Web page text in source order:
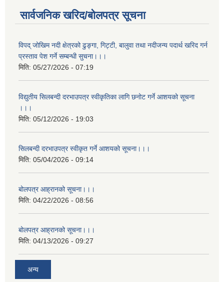
सार्वजनिक खरिद/बोलपत्र सूचना
विपद् जोखिम नदी क्षेत्रको ढुङ्गा, गिट्टी, बालुवा तथा नदीजन्य पदार्थ खरिद गर्न
प्रस्ताव पेश गर्ने सम्बन्धी सुचना।।।
मिति: 05/27/2026 - 07:19
विद्युतीय सिलबन्दी दरभाउपत्र स्वीकृतिका लागि छनोट गर्ने आशयको सूचना
।।।
मिति: 05/12/2026 - 19:03
सिलबन्दी दरभाउपत्र स्वीकृत गर्ने आशयको सूचना।।।
मिति: 05/04/2026 - 09:14
बोलपत्र आह्रानको सूचना।।।
मिति: 04/22/2026 - 08:56
बोलपत्र आह्रानको सूचना।।।
मिति: 04/13/2026 - 09:27
अन्य